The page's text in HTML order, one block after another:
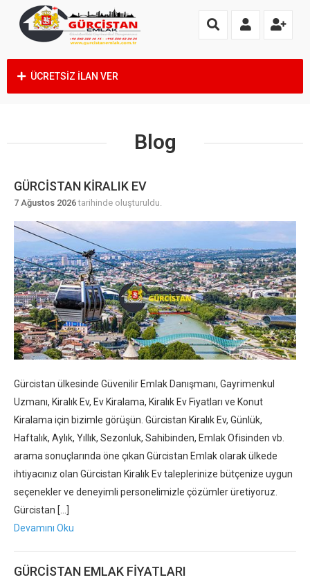
ÜCRETSİZ İLAN VER
Blog
GÜRCISTAN KIRALIK EV
7 Ağustos 2026tarihinde oluşturuldu.
Gürcistan ülkesinde Güvenilir Emlak Danışmanı, Gayrimenkul
Uzmanı, Kiralık Ev, Ev Kiralama, Kiralık Ev Fiyatları ve Konut
Kiralama için bizimle görüşün. Gürcistan Kiralık Ev, Günlük,
Haftalık, Aylık, Yıllık, Sezonluk, Sahibinden, Emlak Ofisinden vb.
arama sonuçlarında öne çıkan Gürcistan Emlak olarak ülkede
ihtiyacınız olan Gürcistan Kiralık Ev taleplerinize bütçenize uygun
seçenekler ve deneyimli personelimizle çözümler üretiyoruz.
Gürcistan […]
Devamını Oku
GÜRCISTAN EMLAK FIYATLARI